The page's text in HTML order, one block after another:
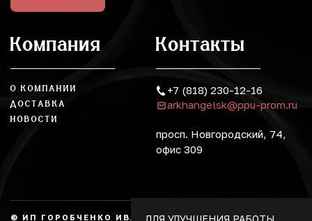
Компания
О КОМПАНИИ
ДОСТАВКА
НОВОСТИ
Контакты
+7 (818) 230-12-16
arkhangelsk@ppu-prom.ru
просп. Новгородский, 74,
офис 309
© ИП ГОРОБЧЕНКО ИВАН АЛЕКСАНДРОВИЧ, 2026.
ДЛЯ УЛУЧШЕНИЯ РАБОТЫ